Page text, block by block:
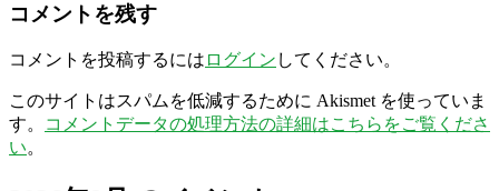
コメントを残す
コメントを投稿するには ログイン してください。
このサイトはスパムを低減するために Akismet を使っていま
す。
コメントデータの処理方法の詳細はこちらをご覧くださ
い。